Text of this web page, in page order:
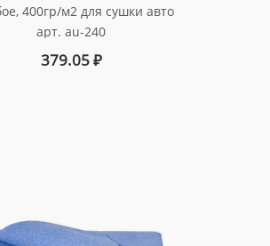
400гр/м2 для сушки авто
арт. au-240
379.05₽